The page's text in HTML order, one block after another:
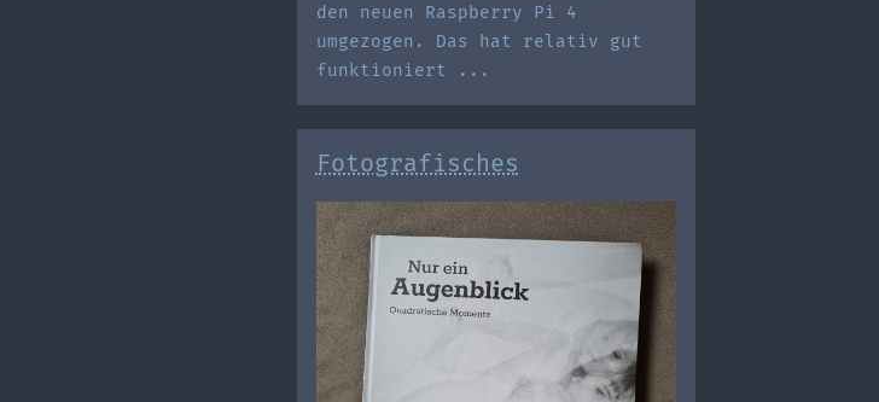
den neuen Raspberry Pi 4
umgezogen. Das hat relativ gut
funktioniert ...
Fotografisches